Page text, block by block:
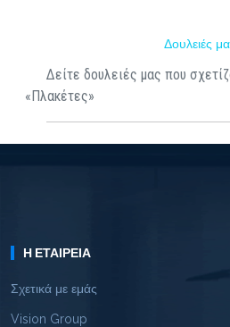
Δουλειές
Δείτε δουλειές μας που
«Πλακέτες»
Η ΕΤΑΙΡΕΊΑ
Σχετικά με εμάς
Vision Group